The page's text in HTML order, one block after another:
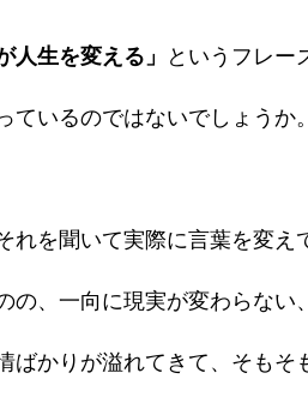
人生を変える」 というフレー
ているのではないでしょうか。
れを聞いて実際に言葉を変え
の、一向に現実が変わらない、
ばかりが溢れてきて、そもそ